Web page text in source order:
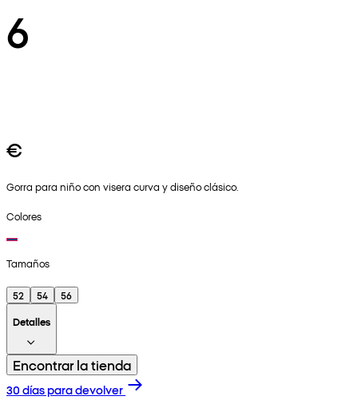
6
€
Gorra para niño con visera curva y diseño clásico.
Colores
Tamaños
52 54
56
Detalles
Encontrar la tienda
30 días para devolver